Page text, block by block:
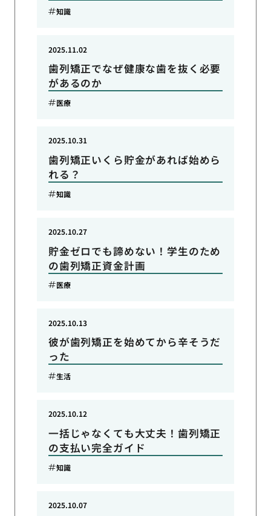
知識
歯列矯正でなぜ健康な歯を抜く必要
があるのか
2025.11.02
医療
歯列矯正いくら貯金があれば始めら
れる？
2025.10.31
知識
貯金ゼロでも諦めない！学生のため
の歯列矯正資金計画
2025.10.27
医療
彼が歯列矯正を始めてから辛そうだ
った
2025.10.13
生活
一括じゃなくても大丈夫！歯列矯正
の支払い完全ガイド
2025.10.12
知識
2025.10.07